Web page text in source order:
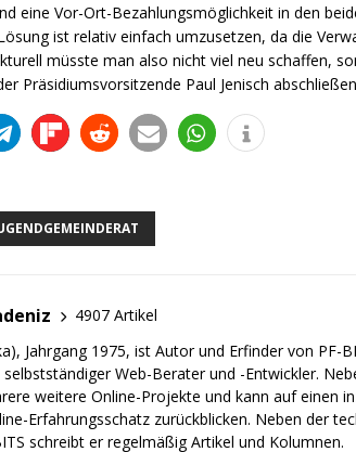
eine Vor-Ort-Bezahlungsmöglichkeit in den
ist relativ einfach umzusetzen, da die
müsste man also nicht viel neu schaffen,
Präsidiumsvorsitzende Paul Jenisch
4907 Artikel
Jahrgang 1975, ist Autor und Erfinder von PF-
Web-Berater und -Entwickler.
weitere Online-Projekte und kann auf einen
Erfahrungsschatz zurückblicken. Neben der
schreibt er regelmäßig Artikel und Kolumnen.